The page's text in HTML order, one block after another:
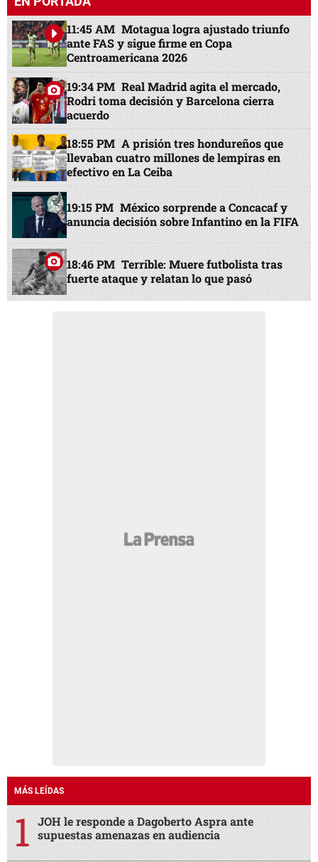
11:45 AM Motagua logra ajustado triunfo
ante FAS y sigue firme en Copa
Centroamericana 2026
19:34 PM Real Madrid agita el mercado,
Rodri toma decisión y Barcelona cierra
acuerdo
18:55 PM A prisión tres hondureños que
llevaban cuatro millones de lempiras en
efectivo en La Ceiba
19:15 PM México sorprende a Concacaf y
anuncia decisión sobre Infantino en la FIFA
18:46 PM Terrible: Muere futbolista tras
fuerte ataque y relatan lo que pasó
MÁS LEÍDAS
JOH le responde a Dagoberto Aspra ante
supuestas amenazas en audiencia